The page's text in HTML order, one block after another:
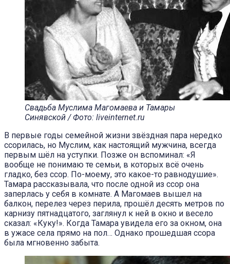
Свадьба Муслима Магомаева и Тамары
Синявской / Фото: liveinternet.ru
В первые годы семейной жизни звёздная пара нередко
ссорилась, но Муслим, как настоящий мужчина, всегда
первым шёл на уступки. Позже он вспоминал: «Я
вообще не понимаю те семьи, в которых всё очень
гладко, без ссор. По-моему, это какое-то равнодушие».
Тамара рассказывала, что после одной из ссор она
заперлась у себя в комнате. А Магомаев вышел на
балкон, перелез через перила, прошёл десять метров по
карнизу пятнадцатого, заглянул к ней в окно и весело
сказал: «Куку!». Когда Тамара увидела его за окном, она
в ужасе села прямо на пол… Однако прошедшая ссора
была мгновенно забыта.